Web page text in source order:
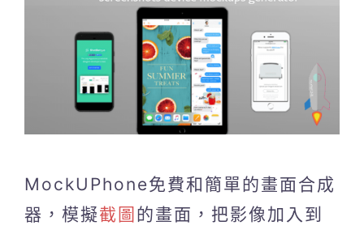
MockUPhone免費和簡單的畫面合成
器，模擬截圖 的畫面，把影像加入到